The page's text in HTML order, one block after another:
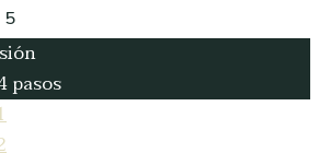
5
pasos